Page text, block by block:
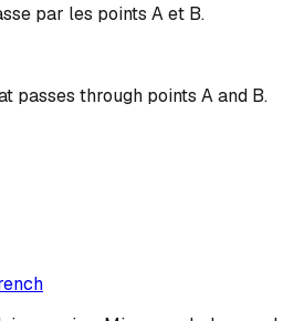
par les points A et B.
passes through points A and B.